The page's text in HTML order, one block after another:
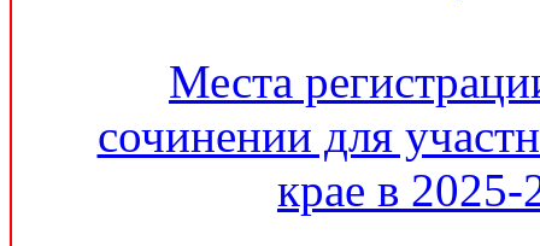
Места
сочинении для
крае в